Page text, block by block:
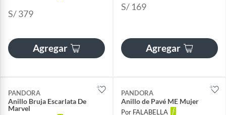
S/ 379
Agregar
S/ 169
Agregar
PANDORA
Anillo Bruja Escarlata De
Marvel
PANDORA
Anillo de Pavé ME Mujer
Por FALABELLA